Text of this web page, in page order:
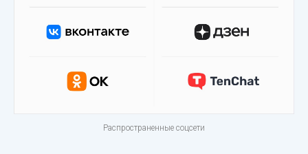
Распространенные соцсети